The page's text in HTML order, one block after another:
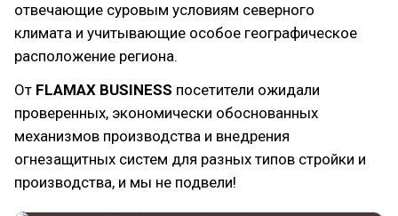
отвечающие суровым условиям северного
климата и учитывающие особое географическое
расположение региона.
От FLAMAX BUSINESS посетители ожидали
проверенных, экономически обоснованных
механизмов производства и внедрения
огнезащитных систем для разных типов стройки и
производства, и мы не подвели!